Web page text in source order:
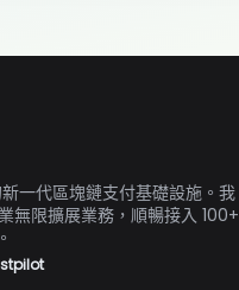
一代區塊鏈支付基礎設施。我
無限擴展業務，順暢接入 100+